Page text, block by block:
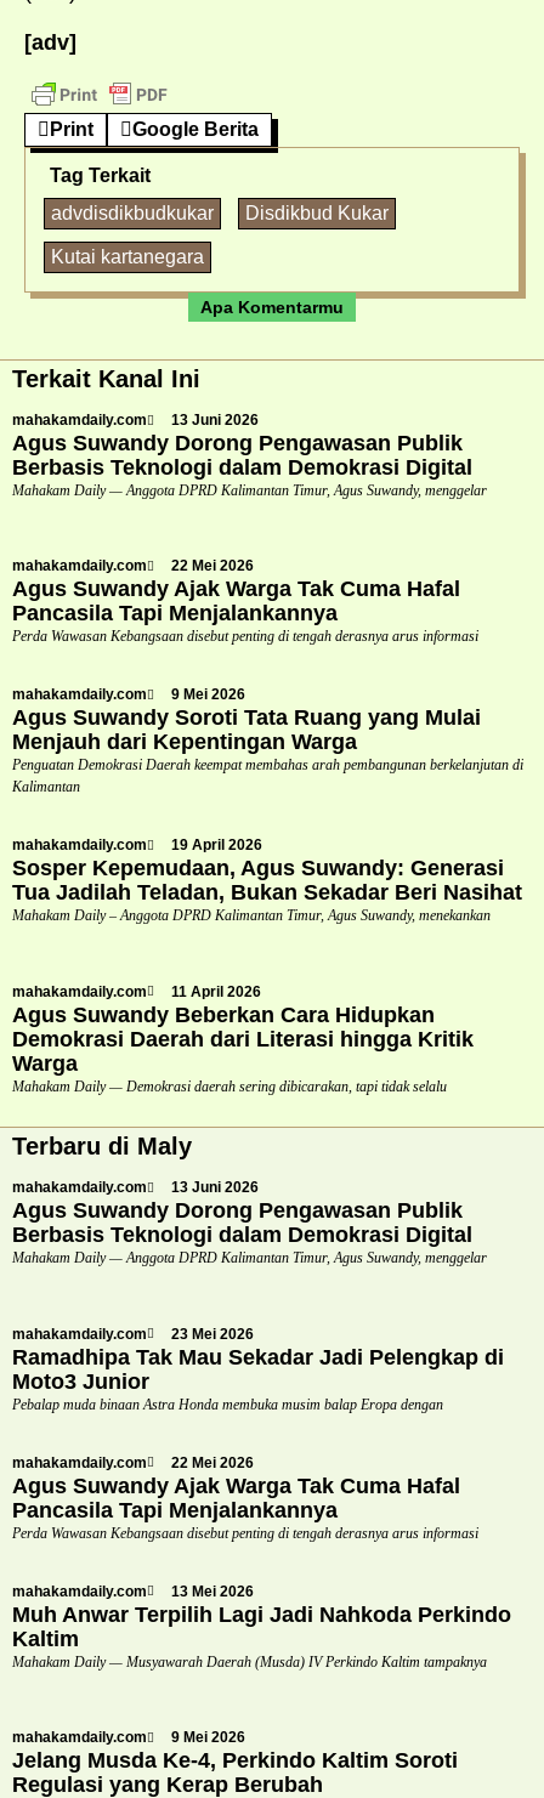
[adv]
Print Google Berita
Tag Terkait
advdisdikbudkukar
Disdikbud Kukar
Kutai kartanegara
Apa Komentarmu
Terkait Kanal Ini
mahakamdaily.com 13 Juni 2026
Agus Suwandy Dorong Pengawasan Publik
Berbasis Teknologi dalam Demokrasi Digital
Mahakam Daily — Anggota DPRD Kalimantan Timur, Agus Suwandy, menggelar
mahakamdaily.com 22 Mei 2026
Agus Suwandy Ajak Warga Tak Cuma Hafal
Pancasila Tapi Menjalankannya
Perda Wawasan Kebangsaan disebut penting di tengah derasnya arus informasi
mahakamdaily.com 9 Mei 2026
Agus Suwandy Soroti Tata Ruang yang Mulai
Menjauh dari Kepentingan Warga
Penguatan Demokrasi Daerah keempat membahas arah pembangunan berkelanjutan di
Kalimantan
mahakamdaily.com 19 April 2026
Sosper Kepemudaan, Agus Suwandy: Generasi
Tua Jadilah Teladan, Bukan Sekadar Beri Nasihat
Mahakam Daily – Anggota DPRD Kalimantan Timur, Agus Suwandy, menekankan
mahakamdaily.com 11 April 2026
Agus Suwandy Beberkan Cara Hidupkan
Demokrasi Daerah dari Literasi hingga Kritik
Warga
Mahakam Daily — Demokrasi daerah sering dibicarakan, tapi tidak selalu
Terbaru di Maly
mahakamdaily.com 13 Juni 2026
Agus Suwandy Dorong Pengawasan Publik
Berbasis Teknologi dalam Demokrasi Digital
Mahakam Daily — Anggota DPRD Kalimantan Timur, Agus Suwandy, menggelar
mahakamdaily.com 23 Mei 2026
Ramadhipa Tak Mau Sekadar Jadi Pelengkap di
Moto3 Junior
Pebalap muda binaan Astra Honda membuka musim balap Eropa dengan
mahakamdaily.com 22 Mei 2026
Agus Suwandy Ajak Warga Tak Cuma Hafal
Pancasila Tapi Menjalankannya
Perda Wawasan Kebangsaan disebut penting di tengah derasnya arus informasi
mahakamdaily.com 13 Mei 2026
Muh Anwar Terpilih Lagi Jadi Nahkoda Perkindo
Kaltim
Mahakam Daily — Musyawarah Daerah (Musda) IV Perkindo Kaltim tampaknya
mahakamdaily.com 9 Mei 2026
Jelang Musda Ke-4, Perkindo Kaltim Soroti
Regulasi yang Kerap Berubah